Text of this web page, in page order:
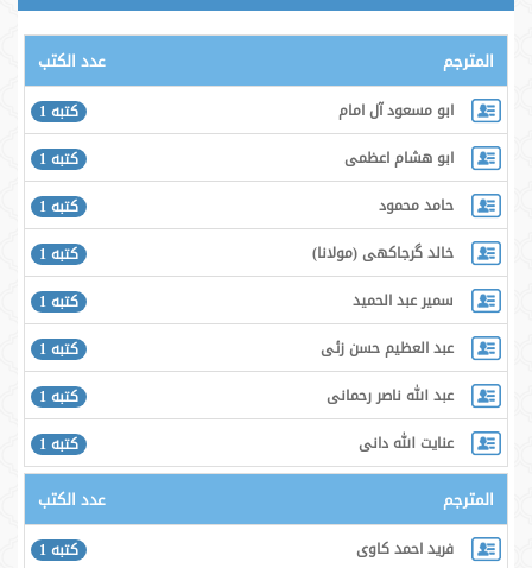
المترجم عدد الكتب
ابو مسعود آل امام
كتبه 1
ابو هشام اعظمى
كتبه 1
حامد محمود
كتبه 1
خالد گرجاكھى (مولانا)
كتبه 1
سمير عبد الحميد
كتبه 1
عبد العظيم حسن زئى
كتبه 1
عبد الله ناصر رحمانى
كتبه 1
عنايت الله دانى
كتبه 1
المترجم عدد الكتب
فريد احمد كاوى
كتبه 1